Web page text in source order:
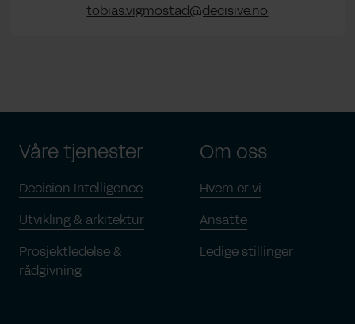
tobias.vigmostad@decisive.no
Våre tjenester
Decision Intelligence
Utvikling & arkitektur
Prosjektledelse &
rådgivning
Om oss
Hvem er vi
Ansatte
Ledige stillinger